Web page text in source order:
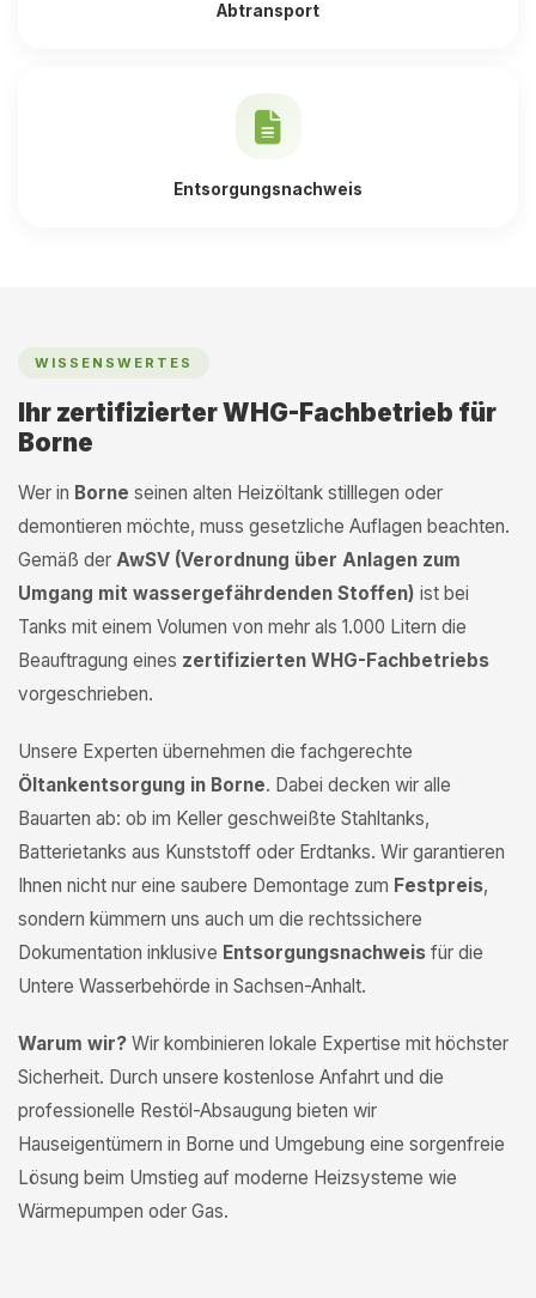
Abtransport
Entsorgungsnachweis
WISSENSWERTES
Ihr zertifizierter WHG-Fachbetrieb für
Borne
Wer in Borne seinen alten Heizöltank stilllegen oder
demontieren möchte, muss gesetzliche Auflagen beachten.
Gemäß der AwSV (Verordnung über Anlagen zum
Umgang mit wassergefährdenden Stoffen) ist bei
Tanks mit einem Volumen von mehr als 1.000 Litern die
Beauftragung eines zertifizierten WHG-Fachbetriebs
vorgeschrieben.
Unsere Experten übernehmen die fachgerechte
Öltankentsorgung in Borne. Dabei decken wir alle
Bauarten ab: ob im Keller geschweißte Stahltanks,
Batterietanks aus Kunststoff oder Erdtanks. Wir garantieren
Ihnen nicht nur eine saubere Demontage zum Festpreis,
sondern kümmern uns auch um die rechtssichere
Dokumentation inklusive Entsorgungsnachweis für die
Untere Wasserbehörde in Sachsen-Anhalt.
Warum wir? Wir kombinieren lokale Expertise mit höchster
Sicherheit. Durch unsere kostenlose Anfahrt und die
professionelle Restöl-Absaugung bieten wir
Hauseigentümern in Borne und Umgebung eine sorgenfreie
Lösung beim Umstieg auf moderne Heizsysteme wie
Wärmepumpen oder Gas.